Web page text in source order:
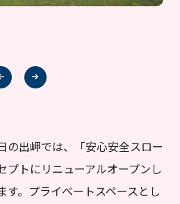
の出岬では、「安心安全スロー
プトにリニューアルオープンし
す。プライベートスペースとし